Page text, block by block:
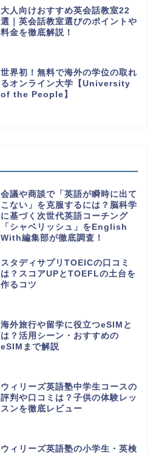
大人向けおすすめ英会話教室22
選｜英会話教室選びのポイントや
料金を徹底解説！
世界初！無料で海外の学位の取れ
るオンライン大学【University
of the People】
会議や商談で「英語が瞬時に出て
こない」を克服するには？脳科学
に基づく次世代英語コーチング
「シャベリッシュ」をEnglish
With編集部が徹底調査！
スタディサプリTOEICの口コミ
は？スコアUPとTOEFLの土台を
作るコツ
海外旅行や留学に役立つeSIMと
は？活用シーン・おすすめの
eSIMまで解説
ウィリーズ英語塾中学生コースの
評判や口コミは？子供の体験レッ
スンを徹底レビュー
ウィリーズ英語塾の小学生・英検